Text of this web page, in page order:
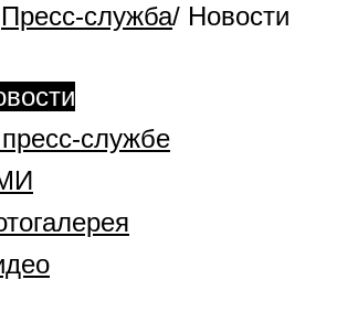
Пресс-служба/ Новости
службе